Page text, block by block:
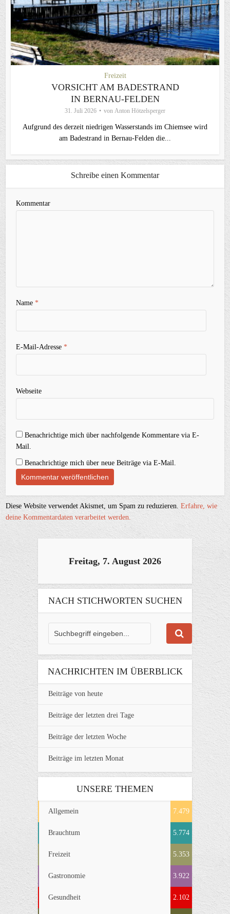
Freizeit
VORSICHT AM BADESTRAND
IN BERNAU-FELDEN
31. Juli 2026 von Anton Hötzelsperger
Aufgrund des derzeit niedrigen Wasserstands im Chiemsee wird
am Badestrand in Bernau-Felden die...
Schreibe einen Kommentar
Kommentar
Name*
E-Mail-Adresse*
Webseite
Benachrichtige mich über nachfolgende Kommentare via E-
Mail.
Benachrichtige mich über neue Beiträge via E-Mail.
Diese Website verwendet Akismet, um Spam zu reduzieren.Erfahre, wie
deine Kommentardaten verarbeitet werden.
Freitag, 7. August 2026
NACH STICHWORTEN SUCHEN
NACHRICHTEN IM ÜBERBLICK
Beiträge von heute
Beiträge der letzten drei Tage
Beiträge der letzten Woche
Beiträge im letzten Monat
UNSERE THEMEN
Allgemein 7.479
Brauchtum 5.774
Freizeit 5.353
Gastronomie 3.922
Gesundheit 2.102